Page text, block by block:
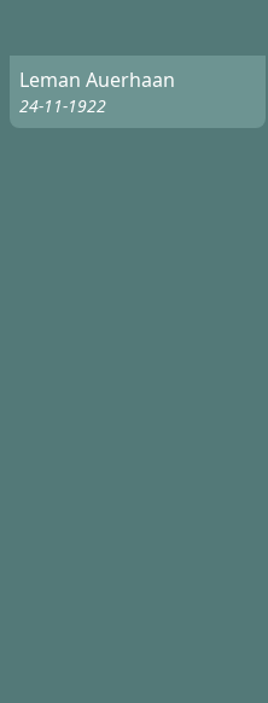
Leman Auerhaan
24-11-1922